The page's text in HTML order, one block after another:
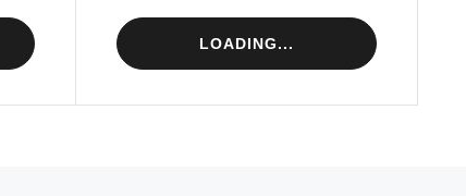
LOADING...